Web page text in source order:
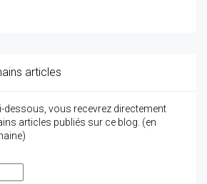
articles
dessous, vous recevrez directement
articles publiés sur ce blog. (en